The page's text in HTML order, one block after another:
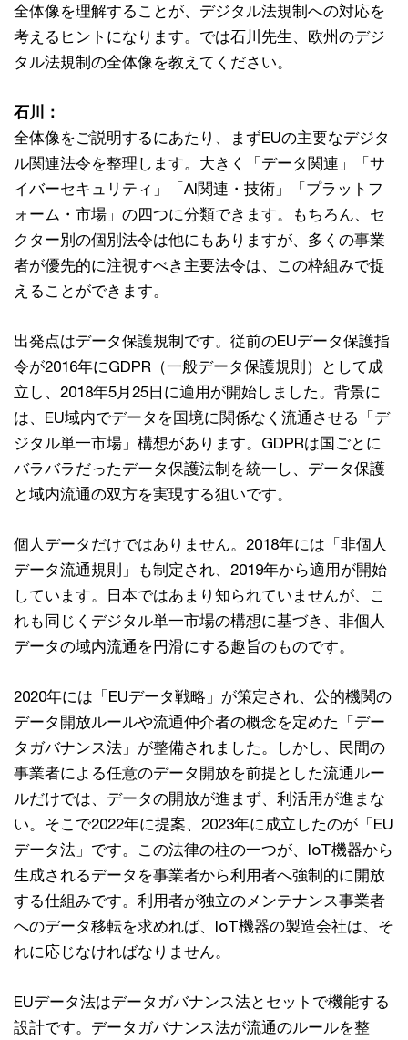
全体像を理解することが、デジタル法規制への対応を
考えるヒントになります。では石川先生、欧州のデジ
タル法規制の全体像を教えてください。
石川：
全体像をご説明するにあたり、まずEUの主要なデジタ
ル関連法令を整理します。大きく「データ関連」「サ
イバーセキュリティ」「AI関連・技術」「プラットフ
ォーム・市場」の四つに分類できます。もちろん、セ
クター別の個別法令は他にもありますが、多くの事業
者が優先的に注視すべき主要法令は、この枠組みで捉
えることができます。
出発点はデータ保護規制です。従前のEUデータ保護指
令が2016年にGDPR（一般データ保護規則）として成
立し、2018年5月25日に適用が開始しました。背景に
は、EU域内でデータを国境に関係なく流通させる「デ
ジタル単一市場」構想があります。GDPRは国ごとに
バラバラだったデータ保護法制を統一し、データ保護
と域内流通の双方を実現する狙いです。
個人データだけではありません。2018年には「非個人
データ流通規則」も制定され、2019年から適用が開始
しています。日本ではあまり知られていませんが、こ
れも同じくデジタル単一市場の構想に基づき、非個人
データの域内流通を円滑にする趣旨のものです。
2020年には「EUデータ戦略」が策定され、公的機関の
データ開放ルールや流通仲介者の概念を定めた「デー
タガバナンス法」が整備されました。しかし、民間の
事業者による任意のデータ開放を前提とした流通ルー
ルだけでは、データの開放が進まず、利活用が進まな
い。そこで2022年に提案、2023年に成立したのが「EU
データ法」です。この法律の柱の一つが、IoT機器から
生成されるデータを事業者から利用者へ強制的に開放
する仕組みです。利用者が独立のメンテナンス事業者
へのデータ移転を求めれば、IoT機器の製造会社は、そ
れに応じなければなりません。
EUデータ法はデータガバナンス法とセットで機能する
設計です。データガバナンス法が流通のルールを整